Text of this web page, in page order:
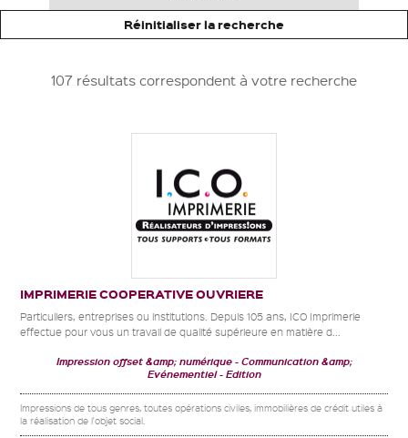
Réinitialiser la recherche
107 résultats correspondent à votre recherche
IMPRIMERIE COOPERATIVE OUVRIERE
Particuliers, entreprises ou institutions. Depuis 105 ans, ICO Imprimerie
effectue pour vous un travail de qualité supérieure en matière d...
Impression offset &amp; numérique
Communication &amp;
Evénementiel Edition
Impressions de tous genres, toutes opérations civiles, immobilières de crédit utiles à
la réalisation de l'objet social.